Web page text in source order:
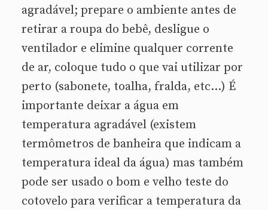
agradável; prepare o ambiente antes de
retirar a roupa do bebê, desligue o
ventilador e elimine qualquer corrente
de ar, coloque tudo o que vai utilizar por
perto (sabonete, toalha, fralda, etc…) É
importante deixar a água em
temperatura agradável (existem
termômetros de banheira que indicam a
temperatura ideal da água) mas também
pode ser usado o bom e velho teste do
cotovelo para verificar a temperatura da